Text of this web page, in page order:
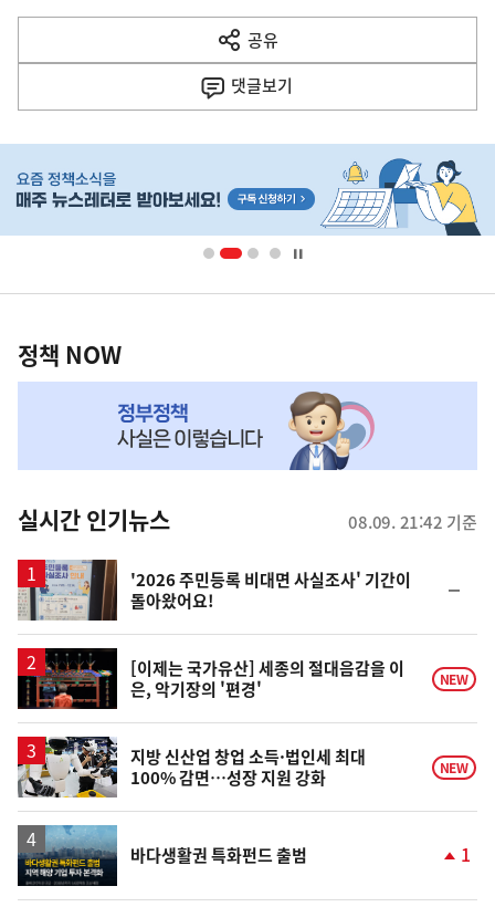
다
음
공유
열
기
댓글보기
단
배
영
책
NOW,
뉴
스
정책 NOW
실시간 인기뉴스 08.09. 21:42 기준
'2026 주민등록 비대면 사실조사' 기간이
돌아왔어요!
일
영
상
[이제는 국가유산] 세종의 절대음감을 이
은, 악기장의 '편경'
NEW
지방 신산업 창업 소득·법인세 최대
100% 감면…성장 지원 강화
NEW
바다생활권 특화펀드 출범
계
1